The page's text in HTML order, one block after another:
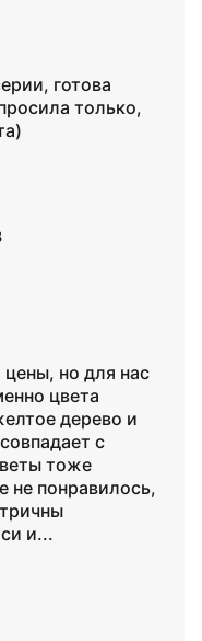
готова
только,
но для нас
цвета
дерево и
с
тоже
не понравилось,
и...